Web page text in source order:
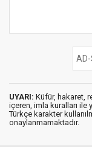
UYARI: Küfür, hakaret,
içeren, imla kuralları ile
Türkçe karakter
onaylanmamaktadır.